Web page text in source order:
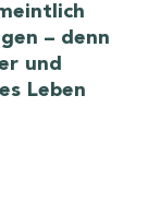
– denn
und
Leben